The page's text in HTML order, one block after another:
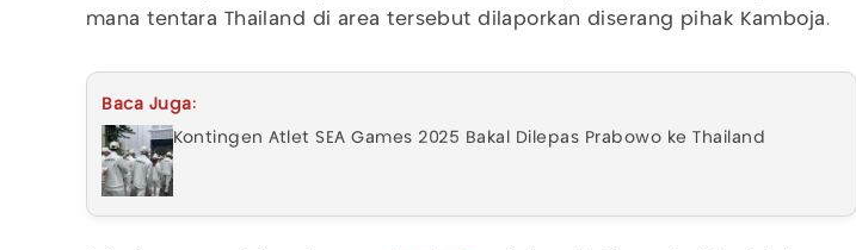
mana tentara Thailand di area tersebut dilaporkan diserang pihak Kamboja.
Baca Juga:
Kontingen Atlet SEA Games 2025 Bakal Dilepas Prabowo ke Thailand